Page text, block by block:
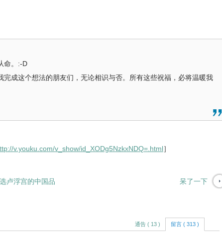
命。:-D
完成这个想法的朋友们，无论相识与否。所有这些祝福，必将温暖我
v.youku.com/v_show/id_XODg5NzkxNDQ=.html］
卢浮宫的中国品
呆了一下
通告 ( 13 ) 留言 ( 313 )